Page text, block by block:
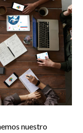
nuestro